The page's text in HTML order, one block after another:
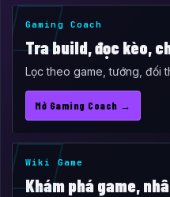
Gaming Coach
Tra build, đọc kèo,
Lọc theo game, tướng, đối
Mở Gaming Coach →
Wiki Game
Khám phá game,